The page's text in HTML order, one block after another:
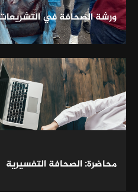
ورشة الصحافة في التشريعات
محاضرة: الصحافة التفسيرية